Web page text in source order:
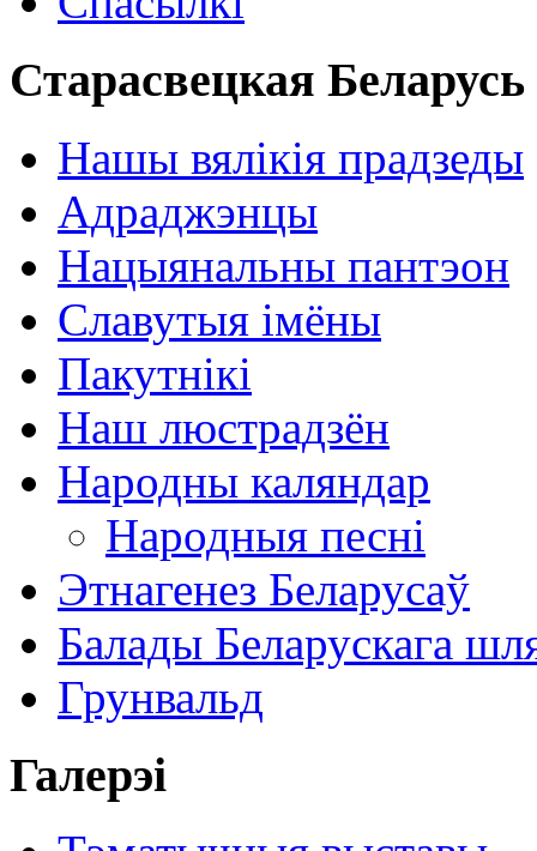
Старасвецкая Беларусь
Нашы вялікія прадзеды
Адраджэнцы
Нацыянальны пантэон
Славутыя імёны
Пакутнікі
Наш люстрадзён
Народны каляндар
Народныя песні
Этнагенез Беларусаў
Балады Беларускага
Грунвальд
Галерэі